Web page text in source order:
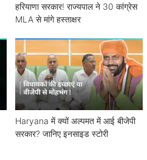
हरियाणा सरकार! राज्यपाल ने 30 कांग्रेस
MLA से मांगे हस्ताक्षर
Haryana में क्यों अल्पमत में आई बीजेपी
सरकार? जानिए इनसाइड स्टोरी